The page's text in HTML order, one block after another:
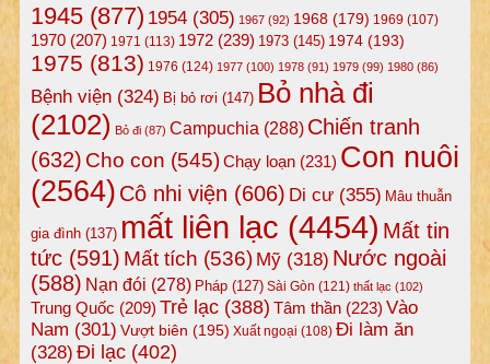
1945(877) 1954(305) 1967(92) 1968(179) 1969 (107)
1970(207) 1971 (113) 1972(239) 1973(145) 1974(193)
1975 (813) 1976 (124) 1977(100) 1978(91) 1979(99) 1980(86)
Bệnh viện(324) Bị bỏ rơi (147) Bỏ nhà đi
(2102) Bỏ đi(87) Campuchia (288) Chiến tranh
(632) Cho con (545)Chạy loạn(231) Con nuôi
(2564) Cô nhi viện (606) Di cư(355) Mâu thuẫn
gia đình(137) mất liên lạc (4454) Mất tin
tức(591) Mất tích (536) Mỹ(318) Nước ngoài
(588) Nạn đói (278) Pháp(127) Sài Gòn (121) thất lạc (102)
Trung Quốc (209) Trẻ lạc(388) Tâm thần(223) Vào
Nam (301) Vượt biên (195) Xuất ngoại (108) Đi làm ăn
(328) Đi lạc(402)